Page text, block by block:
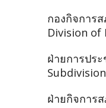
กองกิจการ
Division of
ฝ่ายการปร
ฝ่ายกิจการ